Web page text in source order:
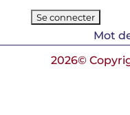
Mot
2026©